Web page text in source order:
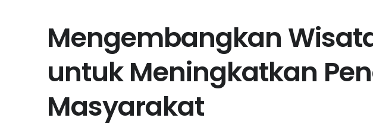
Mengembangkan
untuk Meningkatkan
Masyarakat